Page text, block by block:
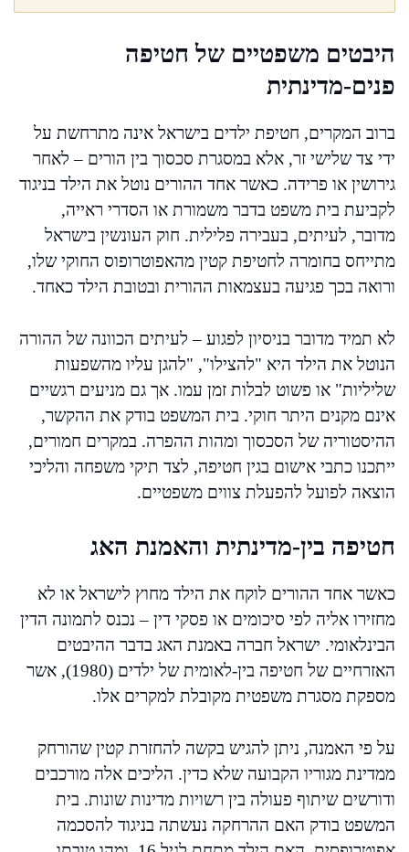
היבטים משפטיים של חטיפה
פנים-מדינתית
ברוב המקרים, חטיפת ילדים בישראל אינה מתרחשת על
ידי צד שלישי זר, אלא במסגרת סכסוך בין הורים – לאחר
גירושין או פרידה. כאשר אחד ההורים נוטל את הילד בניגוד
לקביעת בית משפט בדבר משמורת או הסדרי ראייה,
מדובר, לעיתים, בעבירה פלילית. חוק העונשין בישראל
מתייחס בחומרה לחטיפת קטין מהאפוטרופוס החוקי שלו,
ורואה בכך פגיעה בעצמאות ההורית ובטובת הילד כאחד.
לא תמיד מדובר בניסיון לפגוע – לעיתים הכוונה של ההורה
הנוטל את הילד היא "להצילו", "להגן עליו מהשפעות
שליליות" או פשוט לבלות זמן עמו. אך גם מניעים רגשיים
אינם מקנים היתר חוקי. בית המשפט בודק את ההקשר,
ההיסטוריה של הסכסוך ומהות ההפרה. במקרים חמורים,
ייתכנו כתבי אישום בגין חטיפה, לצד תיקי משפחה והליכי
הוצאה לפועל להפעלת צווים משפטיים.
חטיפה בין-מדינתית והאמנת האג
כאשר אחד ההורים לוקח את הילד מחוץ לישראל או לא
מחזירו אליה לפי סיכומים או פסקי דין – נכנס לתמונה הדין
הבינלאומי. ישראל חברה באמנת האג בדבר ההיבטים
האזרחיים של חטיפה בין-לאומית של ילדים (1980), אשר
מספקת מסגרת משפטית מקובלת למקרים אלו.
על פי האמנה, ניתן להגיש בקשה להחזרת קטין שהורחק
ממדינת מגוריו הקבועה שלא כדין. הליכים אלה מורכבים
ודורשים שיתוף פעולה בין רשויות מדינות שונות. בית
המשפט בודק האם ההרחקה נעשתה בניגוד להסכמה